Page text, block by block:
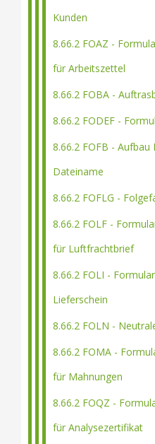
Kunden
8.66.2 FOAZ -
für Arbeitszettel
8.66.2 FOBA -
8.66.2 FODEF -
8.66.2 FOFB - Aufbau
Dateiname
8.66.2 FOFLG -
8.66.2 FOLF -
für Luftfrachtbrief
8.66.2 FOLI -
Lieferschein
8.66.2 FOLN -
8.66.2 FOMA -
für Mahnungen
8.66.2 FOQZ -
für Analysezertifikat